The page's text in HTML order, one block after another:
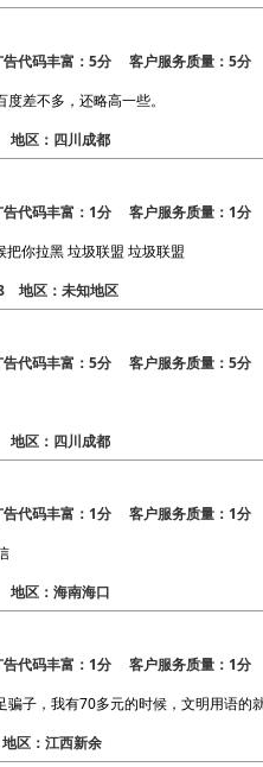
代码丰富：5分 客户服务质量：5分
差不多，还略高一些。
区：四川成都
代码丰富：1分 客户服务质量：1分
你拉黑 垃圾联盟 垃圾联盟
地区：未知地区
代码丰富：5分 客户服务质量：5分
区：四川成都
代码丰富：1分 客户服务质量：1分
区：海南海口
代码丰富：1分 客户服务质量：1分
子，我有70多元的时候，文明用语的
区：江西新余